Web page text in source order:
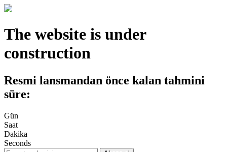
The website is under
construction
Resmi lansmandan önce kalan tahmini
süre:
Gün
Saat
Dakika
Seconds